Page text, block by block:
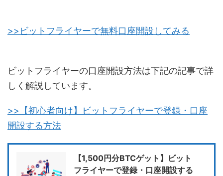
>>ビットフライヤーで無料口座開設してみる
ビットフライヤーの口座開設方法は下記の記事で詳
しく解説しています。
>>【初心者向け】ビットフライヤーで登録・口座
開設する方法
【1,500円分BTCゲット】ビット
フライヤーで登録・口座開設する